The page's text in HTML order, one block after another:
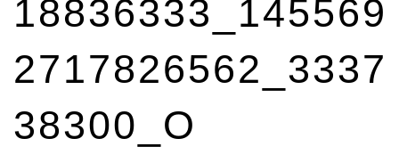
18836333_145569
2717826562_3337
38300_O